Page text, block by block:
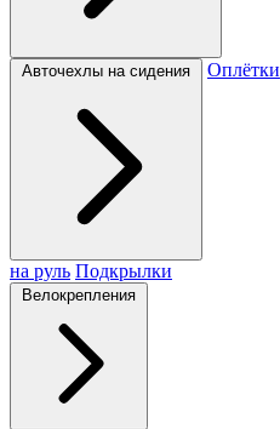
Авточехлы на сидения Оплётки
на руль Подкрылки
Велокрепления